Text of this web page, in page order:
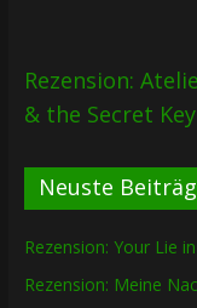
Rezension:
& the Secret
Neuste
Rezension: Your Lie
Rezension: Meine